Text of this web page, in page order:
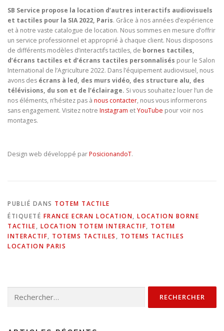
SB Service propose la location d’autres interactifs audiovisuels
et tactiles pour la SIA 2022, Paris. Grâce à nos années d’expérience
et à notre vaste catalogue de location. Nous sommes en mesure d’offrir
un service professionnel et approprié à chaque client. Nous disposons
de différents modèles d’interactifs tactiles, de bornes tactiles,
d’écrans tactiles et d’écrans tactiles personnalisés pour le Salon
International de l’Agriculture 2022. Dans l’équipement audiovisuel, nous
avons des écrans à led, des murs vidéo, des structure alu, des
télévisions, du son et de l’éclairage. Si vous souhaitez louer l’un de
nos éléments, n’hésitez pas à nous contacter, nous vous informerons
sans engagement. Visitez notre Instagram etYouTube pour voir nos
montages.
Design web développé parPosicionandoT.
PUBLIÉ DANS TOTEM TACTILE
ÉTIQUETÉ FRANCE ECRAN LOCATION, LOCATION BORNE
TACTILE, LOCATION TOTEM INTERACTIF, TOTEM
INTERACTIF, TOTEMS TACTILES , TOTEMS TACTILES
LOCATION PARIS